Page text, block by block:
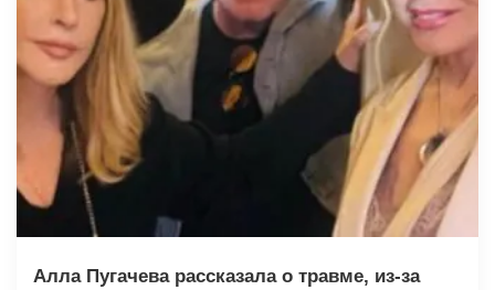
Алла Пугачева рассказала о травме, из-за